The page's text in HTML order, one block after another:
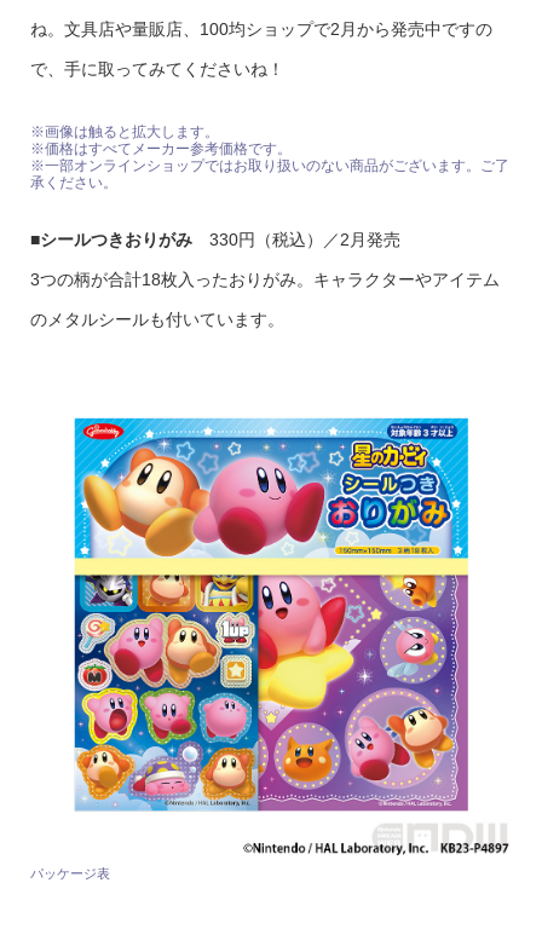
ね。文具店や量販店、100均ショップで2月から発売中ですの
で、手に取ってみてくださいね！
※画像は触ると拡大します。
※価格はすべてメーカー参考価格です。
※一部オンラインショップではお取り扱いのない商品がございます。ご了
承ください。
■シールつきおりがみ330円（税込）／2月発売
3つの柄が合計18枚入ったおりがみ。キャラクターやアイテム
のメタルシールも付いています。
パッケージ表